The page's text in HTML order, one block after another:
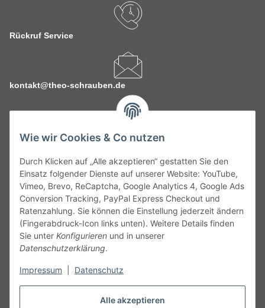
Alle akzeptieren
Wie wir Cookies & Co nutzen
Durch Klicken auf „Alle akzeptieren“ gestatten Sie den
Einsatz folgender Dienste auf unserer Website: YouTube,
Vimeo, Brevo, ReCaptcha, Google Analytics 4, Google Ads
Conversion Tracking, PayPal Express Checkout und
Ratenzahlung. Sie können die Einstellung jederzeit ändern
(Fingerabdruck-Icon links unten). Weitere Details finden
Sie unter Konfigurieren und in unserer
Datenschutzerklärung.
Impressum Datenschutz
Rückruf Service
kontakt@theo-schrauben.de
Service
Gesetzliche Informationen
Alle technischen Angaben ohne Gewähr. Irrtümer und fehlerhafte
Angaben vorbehalten. Wenn Sie Datenblätter oder spezielle
unseren Kundenservice. Abbildungen der Artikel können